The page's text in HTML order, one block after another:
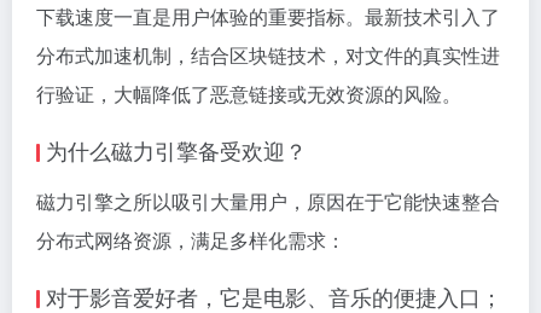
下载速度一直是用户体验的重要指标。最新技术引入了
分布式加速机制，结合区块链技术，对文件的真实性进
行验证，大幅降低了恶意链接或无效资源的风险。
为什么磁力引擎备受欢迎？
磁力引擎之所以吸引大量用户，原因在于它能快速整合
分布式网络资源，满足多样化需求：
对于影音爱好者，它是电影、音乐的便捷入口；